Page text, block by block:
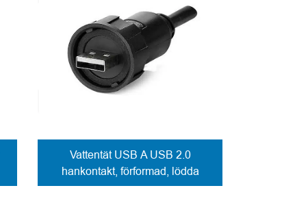
Vattentät USB A USB 2.0
hankontakt, förformad, lödda
kontakter